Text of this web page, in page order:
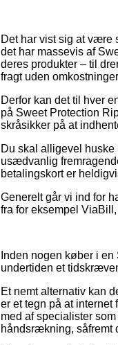
Det har vist sig at være
det har massevis af
deres produkter – til
fragt uden
Derfor kan det til hver
på Sweet Protection
skråsikker på at
Du skal alligevel
usædvanlig
betalingskort er
Generelt går vi ind for
fra for eksempel
Inden nogen køber i
undertiden et
Et nemt alternativ kan
er et tegn på at
med af specialister
håndsrækning, såfremt